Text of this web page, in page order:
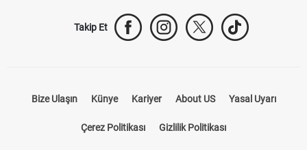
Takip Et
Bize Ulaşın Künye Kariyer About US Yasal Uyarı
Çerez Politikası Gizlilik Politikası